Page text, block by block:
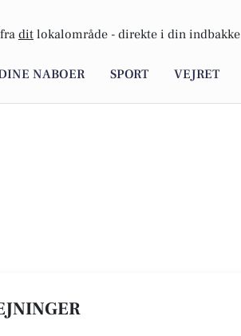
dit lokalområde - direkte i din indbakke
NABOER SPORT VEJRET